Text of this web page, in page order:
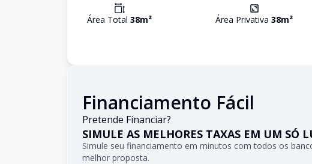
Área Total 38m² Área Privativa38m²
Financiamento Fácil
Pretende Financiar?
SIMULE AS MELHORES TAXAS EM UM SÓ
Simule seu financiamento em minutos com todos os
melhor proposta.